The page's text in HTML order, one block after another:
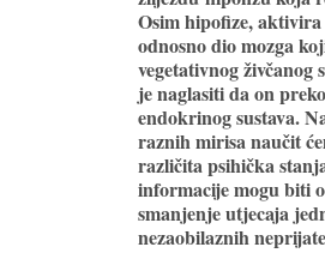
Osim hipofize, aktivira
odnosno dio mozga
vegetativnog živčanog
je naglasiti da on
endokrinog sustava.
raznih mirisa naučit
različita psihička
informacije mogu biti
smanjenje utjecaja
nezaobilaznih